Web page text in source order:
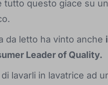
tutto questo giace su
da letto ha vinto anche
Leader of Quality.
lavarli in lavatrice ad